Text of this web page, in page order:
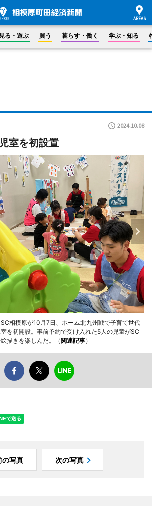
見る・遊ぶ 買う 暮らす・働く 学ぶ・知る
2024.10.08
室を初設置
相模原が10月7日、ホーム北九州戦で子育て世代
を初開設。事前予約で受け入れた5人の児童がSC
描きを楽しんだ。（関連記事）
の写真 次の写真